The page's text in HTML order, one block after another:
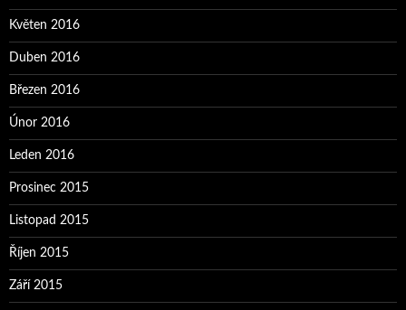
Květen 2016
Duben 2016
Březen 2016
Únor 2016
Leden 2016
Prosinec 2015
Listopad 2015
Říjen 2015
Září 2015